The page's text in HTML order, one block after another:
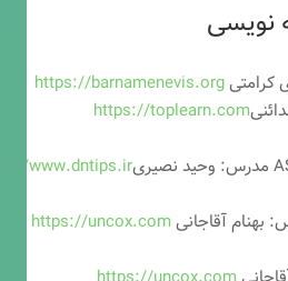
نویسی
https://barnamenevis.org
https://toplearn.com
www.dntips.ir
https://uncox.com